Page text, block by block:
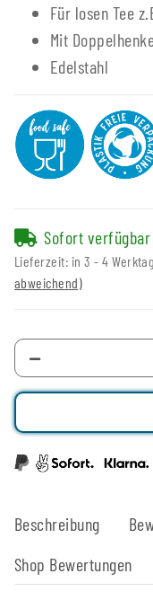
Für losen Tee
Mit
Edelstahl
Sofort verfügbar
Lieferzeit: in 3 - 4
abweichend)
Beschreibung
Shop Bewertungen